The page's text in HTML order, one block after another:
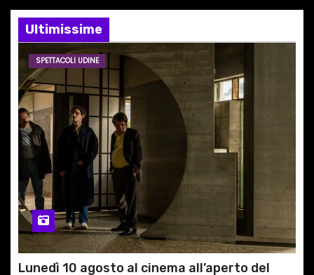
n
e
a
r
t
i
c
o
l
Ultimissime
SPETTACOLI UDINE
Lunedì 10 agosto al cinema all’aperto del